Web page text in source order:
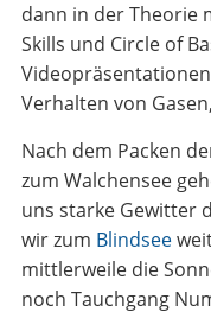
dann in der Theorie
Skills und Circle of
Verhalten von
Nach dem Packen
zum Walchensee
uns starke Gewitter
wir zum Blindsee
mittlerweile die
noch Tauchgang